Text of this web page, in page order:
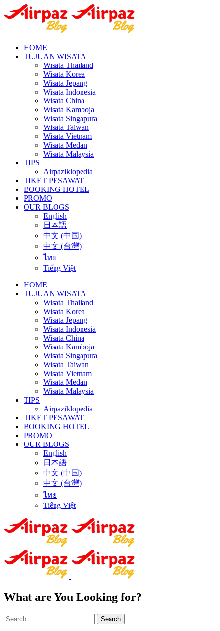
HOME
TUJUAN WISATA
Wisata Thailand
Wisata Korea
Wisata Jepang
Wisata Indonesia
Wisata China
Wisata Kamboja
Wisata Singapura
Wisata Taiwan
Wisata Vietnam
Wisata Medan
Wisata Malaysia
TIPS
Airpaziklopedia
TIKET PESAWAT
BOOKING HOTEL
PROMO
OUR BLOGS
English
日本語
中文 (中国)
中文 (台灣)
ไทย
Tiếng Việt
HOME
TUJUAN WISATA
Wisata Thailand
Wisata Korea
Wisata Jepang
Wisata Indonesia
Wisata China
Wisata Kamboja
Wisata Singapura
Wisata Taiwan
Wisata Vietnam
Wisata Medan
Wisata Malaysia
TIPS
Airpaziklopedia
TIKET PESAWAT
BOOKING HOTEL
PROMO
OUR BLOGS
English
日本語
中文 (中国)
中文 (台灣)
ไทย
Tiếng Việt
What are You Looking for?
Search